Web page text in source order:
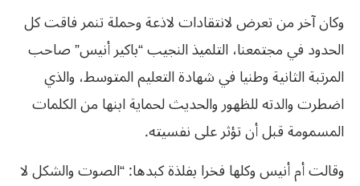
وكان آخر من تعرض لانتقادات لاذعة وحملة تنمر فاقت كل
الحدود في مجتمعنا، التلميذ النجيب “باكير أنيس” صاحب
المرتبة الثانية وطنيا في شهادة التعليم المتوسط، والذي
اضطرت والدته للظهور والحديث لحماية ابنها من الكلمات
المسمومة قبل أن تؤثر على نفسيته.
وقالت أم أنيس وكلها فخرا بفلذة كبدها: “الصوت والشكل لا